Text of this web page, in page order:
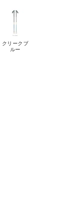
クリークブ
ルー